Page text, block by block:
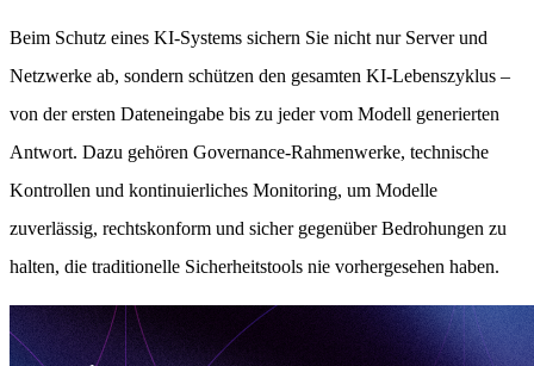
Beim Schutz eines KI-Systems sichern Sie nicht nur Server und
Netzwerke ab, sondern schützen den gesamten KI-Lebenszyklus –
von der ersten Dateneingabe bis zu jeder vom Modell generierten
Antwort. Dazu gehören Governance-Rahmenwerke, technische
Kontrollen und kontinuierliches Monitoring, um Modelle
zuverlässig, rechtskonform und sicher gegenüber Bedrohungen zu
halten, die traditionelle Sicherheitstools nie vorhergesehen haben.